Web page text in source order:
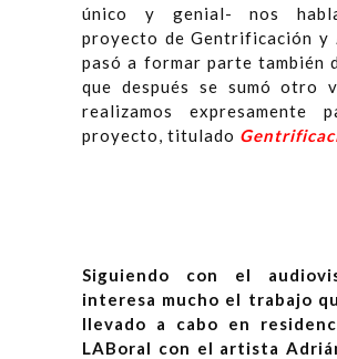
único y genial- nos
proyecto de Gentrificación y
pasó a formar parte también
que después se sumó otro
realizamos expresamente
proyecto, titulado
Siguiendo con el
interesa mucho el trabajo
llevado a cabo en
LABoral con el artista